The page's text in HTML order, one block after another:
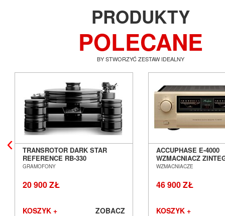
PRODUKTY
POLECANE
BY STWORZYĆ ZESTAW IDEALNY
TRANSROTOR DARK STAR
REFERENCE RB-330
GRAMOFON ANALOGOWY
GRAMOFONY
20 900 ZŁ
KOSZYK + ZOBACZ
ACCUPHASE E-4000
WZMACNIACZ
SALON POZNAŃ
WZMACNIACZE
46 900 ZŁ
KOSZYK +